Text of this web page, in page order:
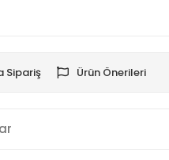
Sipariş Ürün Önerileri